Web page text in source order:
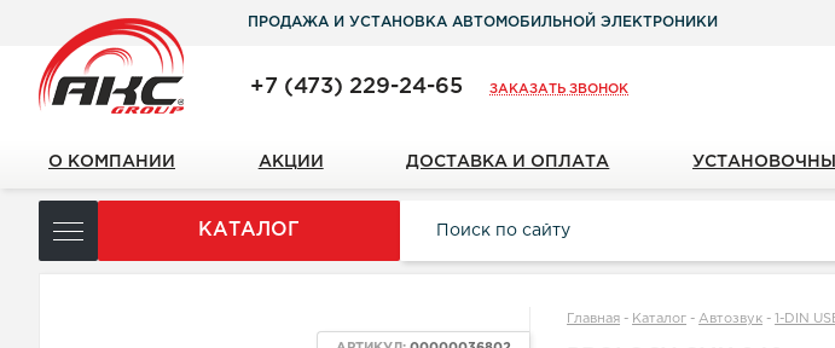
ПРОДАЖА И УСТАНОВКА АВТОМОБИЛЬНОЙ ЭЛЕКТРОНИКИ
+7 (473) 229-24-65 ЗАКАЗАТЬ ЗВОНОК
О КОМПАНИИ АКЦИИ ДОСТАВКА И ОПЛАТА
КАТАЛОГ
Главная - Каталог -Автозвук - 1-DIN